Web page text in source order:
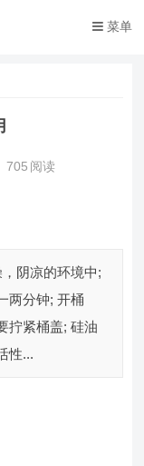
菜单
705 阅读
阴凉的环境中;
两分钟; 开桶
拧紧桶盖; 硅油
性...